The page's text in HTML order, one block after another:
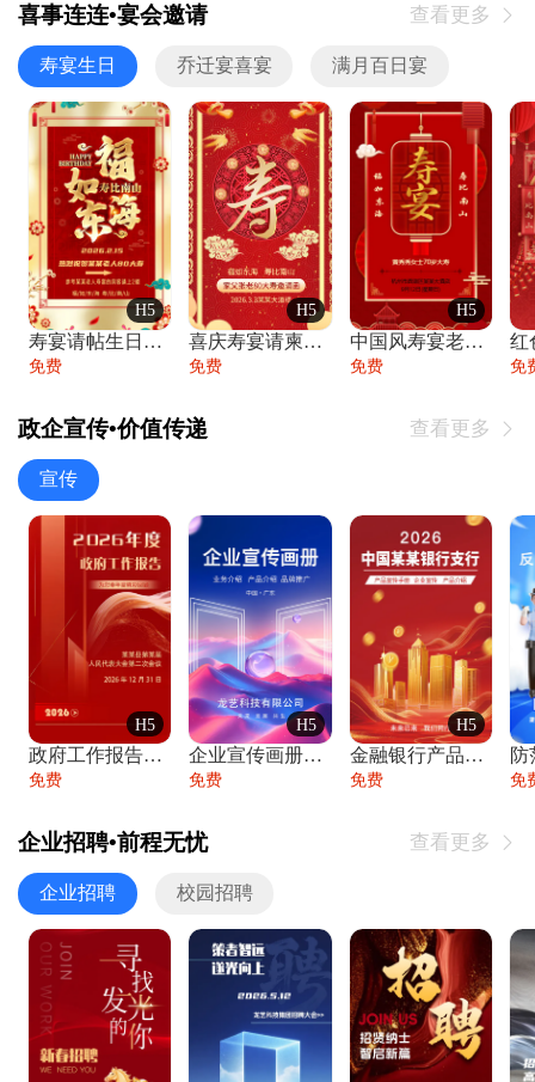
喜事连连•宴会邀请 查看更多 
寿宴生日 乔迁宴喜宴 满月百日宴
H5
寿宴请帖生日宴邀请函老人寿星生日快乐祝寿
免费
H5
喜庆寿宴请柬老人生日宴会邀请函请柬过大寿
免费
H5
中国风寿宴老人生日宴会邀请函寿宴请帖请柬
免费 免
政企宣传•价值传递 查看更多 
宣传
H5
政府工作报告政府年终工作总结
免费
H5
企业宣传画册公司简介产品介绍业务宣传手册
免费
H5
金融银行产品宣传手册企业宣传产品介绍
免费
防
免
企业招聘•前程无忧 查看更多 
企业招聘 校园招聘